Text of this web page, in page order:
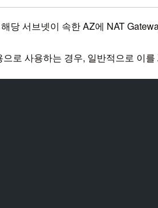
당 서브넷이 속한 AZ에 NAT
로 사용하는 경우, 일반적으로 이